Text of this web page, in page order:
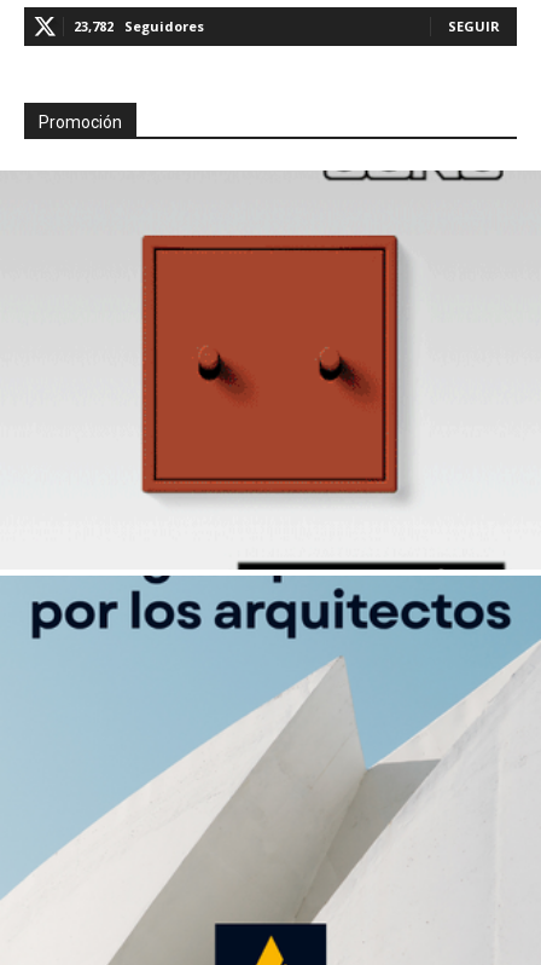
23,782 Seguidores SEGUIR
Promoción